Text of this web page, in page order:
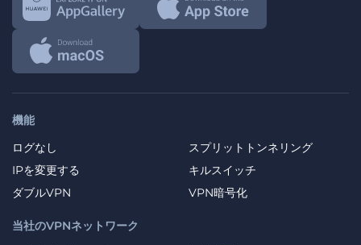
機能
ログなし
スプリットトンネリング
IPを変更する
キルスイッチ
ダブルVPN
VPN暗号化
当社のVPNネットワーク